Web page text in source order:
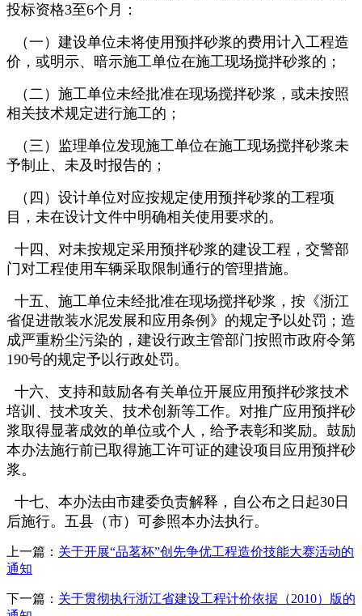
投标资格3至6个月：
（一）建设单位未将使用预拌砂浆的费用计入工程造
价，或明示、暗示施工单位在施工现场搅拌砂浆的；
（二）施工单位未经批准在现场搅拌砂浆，或未按照
相关技术规定进行施工的；
（三）监理单位发现施工单位在施工现场搅拌砂浆未
予制止、未及时报告的；
（四）设计单位对应按规定使用预拌砂浆的工程项
目，未在设计文件中明确相关使用要求的。
十四、对未按规定采用预拌砂浆的建设工程，交警部
门对工程使用车辆采取限制通行的管理措施。
十五、施工单位未经批准在现场搅拌砂浆，按《浙江
省促进散装水泥发展和应用条例》的规定予以处罚；造
成严重粉尘污染的，建设行政主管部门按照市政府令第
190号的规定予以行政处罚。
十六、支持和鼓励各有关单位开展应用预拌砂浆技术
培训、技术攻关、技术创新等工作。对推广应用预拌砂
浆取得显著成效的单位或个人，给予表彰和奖励。鼓励
本办法施行前已取得施工许可证的建设项目应用预拌砂
浆。
十七、本办法由市建委负责解释，自公布之日起30日
后施行。五县（市）可参照本办法执行。
上一篇： 关于开展“品茗杯”创先争优工程造价技能大赛活动的
通知
下一篇： 关于贯彻执行浙江省建设工程计价依据（2010）版的